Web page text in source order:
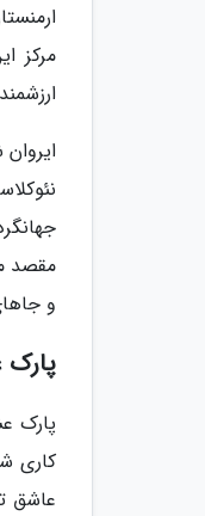
مرکز
مقصد
و
پارک
پارک
کاری
عاشق